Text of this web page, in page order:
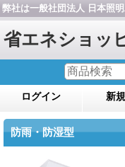
弊社は一般社団法人 日本照明
省エネショ
ログイン 新
防雨・防湿型